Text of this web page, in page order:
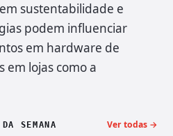
sustentabilidade e
podem influenciar
em hardware de
em lojas como a
SEMANA Ver todas →